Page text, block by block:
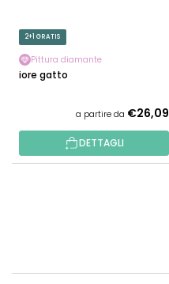
2+1 GRATIS
Pittura diamante
Fiore gatto
a partire da €26,09
DETTAGLI